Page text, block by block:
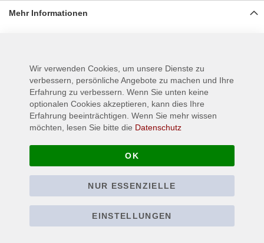
Mehr Informationen
Wir verwenden Cookies, um unsere Dienste zu
verbessern, persönliche Angebote zu machen und Ihre
Erfahrung zu verbessern. Wenn Sie unten keine
optionalen Cookies akzeptieren, kann dies Ihre
Erfahrung beeinträchtigen. Wenn Sie mehr wissen
möchten, lesen Sie bitte die Datenschutz
OK
NUR ESSENZIELLE
EINSTELLUNGEN